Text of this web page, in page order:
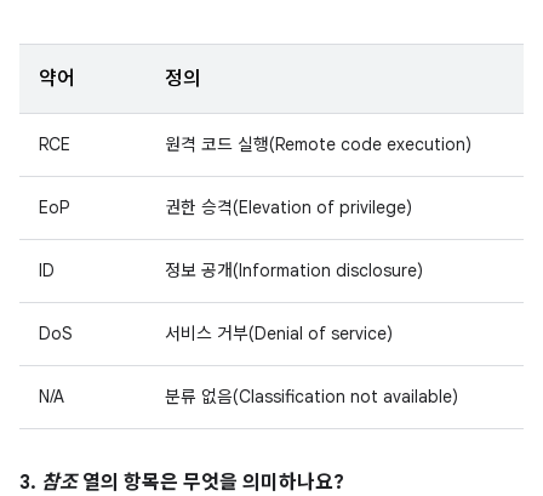
약어 정의
RCE 원격 코드 실행(Remote code execution)
EoP 권한 승격(Elevation of privilege)
ID 정보 공개(Information disclosure)
DoS 서비스 거부(Denial of service)
N/A 분류 없음(Classification not available)
3. 참조열의 항목은 무엇을 의미하나요?